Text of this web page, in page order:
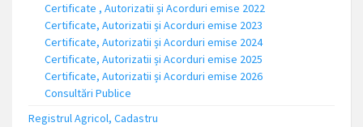
Certificate , Autorizatii și Acorduri emise 2022
Certificate, Autorizatii și Acorduri emise 2023
Certificate, Autorizatii și Acorduri emise 2024
Certificate, Autorizatii și Acorduri emise 2025
Certificate, Autorizatii și Acorduri emise 2026
Consultări Publice
Registrul Agricol, Cadastru